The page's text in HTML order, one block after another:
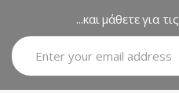
...και μάθετε για τις